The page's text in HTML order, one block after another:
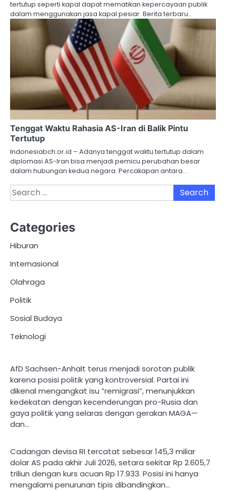
tertutup seperti kapal dapat mematikan kepercayaan publik
dalam menggunakan jasa kapal pesiar. Berita terbaru…
Tenggat Waktu Rahasia AS-Iran di Balik Pintu
Tertutup
Indonesiabch.or.id – Adanya tenggat waktu tertutup dalam
diplomasi AS-Iran bisa menjadi pemicu perubahan besar
dalam hubungan kedua negara. Percakapan antara…
Search
for:
Categories
Hiburan
Internasional
Olahraga
Politik
Sosial Budaya
Teknologi
AfD Sachsen-Anhalt terus menjadi sorotan publik
karena posisi politik yang kontroversial. Partai ini
dikenal mengangkat isu “remigrasi”, menunjukkan
kedekatan dengan kecenderungan pro-Rusia dan
gaya politik yang selaras dengan gerakan MAGA—
dan…
Cadangan devisa RI tercatat sebesar 145,3 miliar
dolar AS pada akhir Juli 2026, setara sekitar Rp 2.605,7
triliun dengan kurs acuan Rp 17.933. Posisi ini hanya
mengalami penurunan tipis dibandingkan…